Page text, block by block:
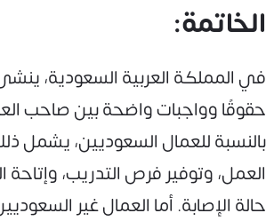
الخاتمة:
في المملكة العربية السعودية،
حقوقًا وواجبات واضحة بين صاحب
بالنسبة للعمال السعوديين، يشمل
العمل، وتوفير فرص التدريب،
حالة الإصابة. أما العمال غير